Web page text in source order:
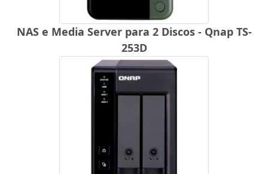
NAS e Media Server para 2 Discos - Qnap TS-
253D